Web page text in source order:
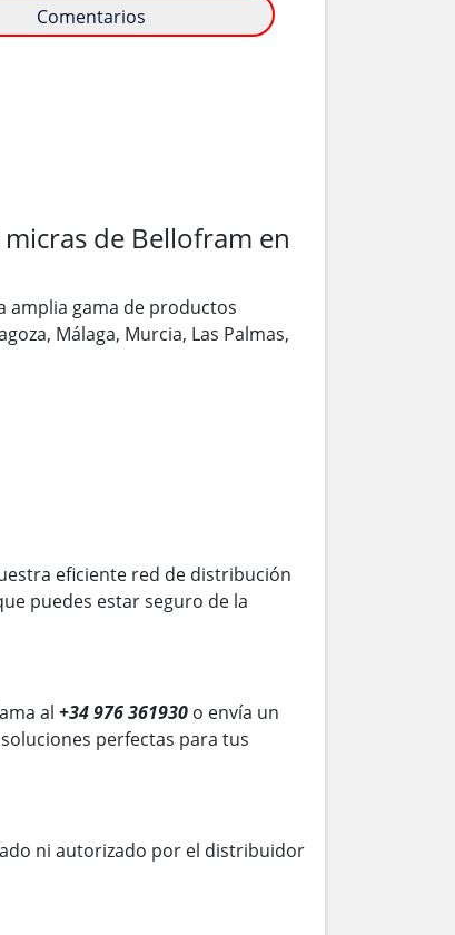
Comentarios
de Bellofram en
amplia gama de productos
Málaga, Murcia, Las Palmas,
eficiente red de distribución
puedes estar seguro de la
al +34 976 361930 o envía un
perfectas para tus
ni autorizado por el distribuidor